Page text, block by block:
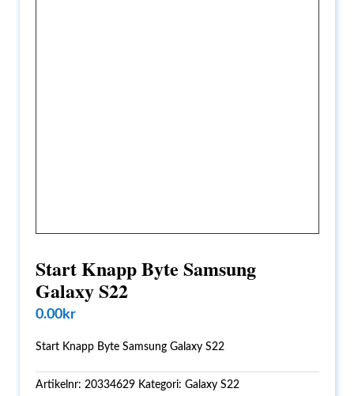
Start Knapp Byte Samsung
Galaxy S22
0.00kr
Start Knapp Byte Samsung Galaxy S22
Artikelnr:20334629 Kategori:Galaxy S22